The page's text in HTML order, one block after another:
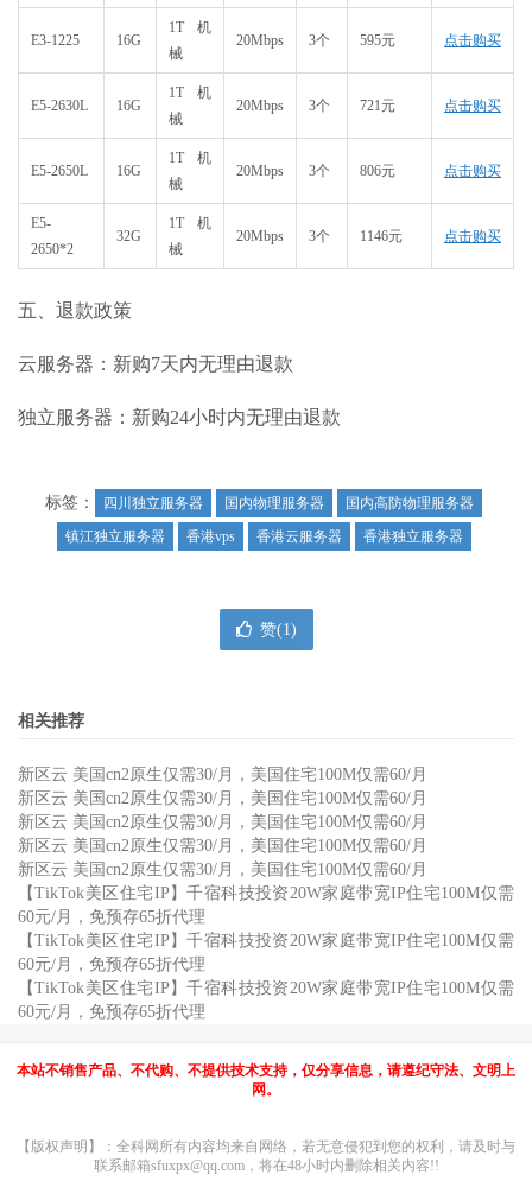
E3-1225 16G
1T机
械
20Mbps 3个 595元 点击购买
E5-2630L 16G
1T机
械
20Mbps 3个 721元 点击购买
E5-2650L 16G
1T机
械
20Mbps 3个 806元 点击购买
E5-
2650*2
32G
1T机
械
20Mbps 3个 1146元 点击购买
五、退款政策
云服务器：新购7天内无理由退款
独立服务器：新购24小时内无理由退款
标签： 四川独立服务器 国内物理服务器
国内高防物理服务器
镇江独立服务器
香港vps 香港云服务器 香港独立服务器
赞(1)
相关推荐
新区云 美国cn2原生仅需30/月，美国住宅100M仅需60/月
新区云 美国cn2原生仅需30/月，美国住宅100M仅需60/月
新区云 美国cn2原生仅需30/月，美国住宅100M仅需60/月
新区云 美国cn2原生仅需30/月，美国住宅100M仅需60/月
新区云 美国cn2原生仅需30/月，美国住宅100M仅需60/月
【TikTok美区住宅IP】千宿科技投资20W家庭带宽IP住宅100M仅需
60元/月，免预存65折代理
【TikTok美区住宅IP】千宿科技投资20W家庭带宽IP住宅100M仅需
60元/月，免预存65折代理
【TikTok美区住宅IP】千宿科技投资20W家庭带宽IP住宅100M仅需
60元/月，免预存65折代理
本站不销售产品、不代购、不提供技术支持，仅分享信息，请遵纪守法、文明上
网。
【版权声明】：全科网所有内容均来自网络，若无意侵犯到您的权利，请及时与
联系邮箱sfuxpx@qq.com，将在48小时内删除相关内容!!